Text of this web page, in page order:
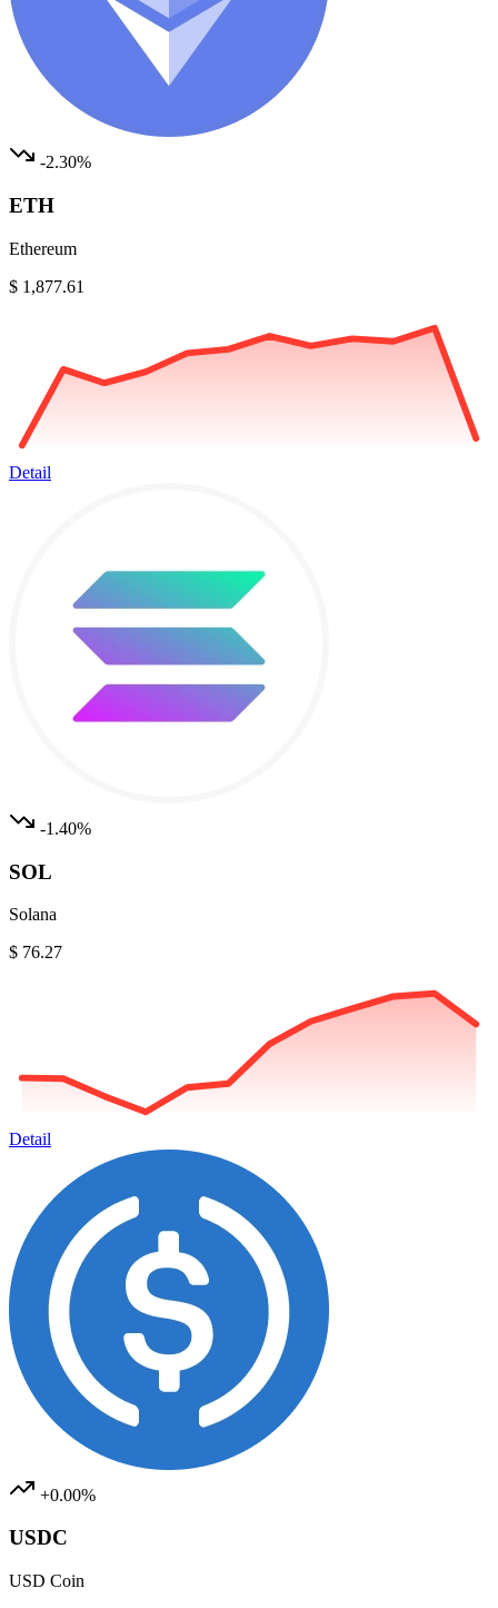
-2.30%
ETH
Ethereum
$ 1,877.61
Detail
-1.40%
SOL
Solana
$ 76.27
Detail
+0.00%
USDC
USD Coin